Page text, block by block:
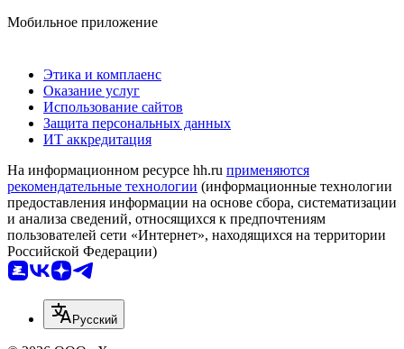
Мобильное приложение
Этика и комплаенс
Оказание услуг
Использование сайтов
Защита персональных данных
ИТ аккредитация
На информационном ресурсе hh.ru применяются
рекомендательные технологии (информационные технологии
предоставления информации на основе сбора, систематизации
и анализа сведений, относящихся к предпочтениям
пользователей сети «Интернет», находящихся на территории
Российской Федерации)
Русский